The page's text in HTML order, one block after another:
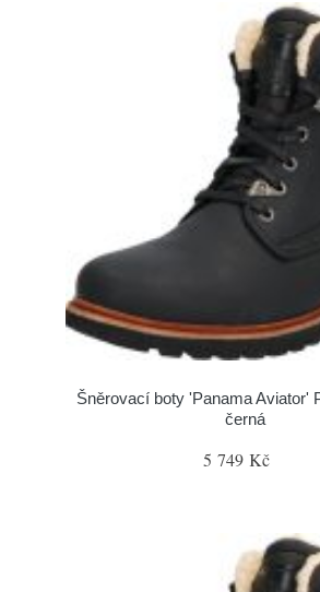
Šněrovací boty 'Panama Aviator'
černá
5 749 Kč